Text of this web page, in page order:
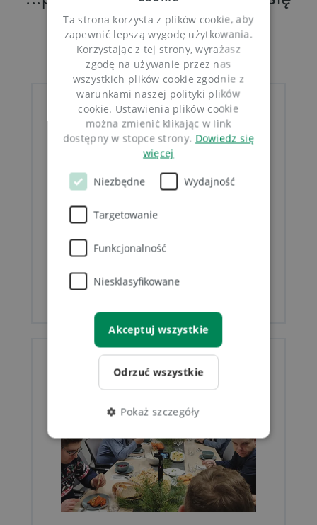
bawimy
Playstation w przerwie na
Ta strona korzysta z plików cookie, aby
zapewnić lepszą wygodę użytkowania.
Korzystając z tej strony, wyrażasz
zgodę na używanie przez nas
wszystkich plików cookie zgodnie z
warunkami naszej polityki plików
cookie. Ustawienia plików cookie
można zmienić klikając w link
dostępny w stopce strony. Dowiedz się
więcej
Niezbędne Wydajność
Targetowanie
Funkcjonalność
Niesklasyfikowane
Akceptuj wszystkie
Odrzuć wszystkie
Pokaż szczegóły